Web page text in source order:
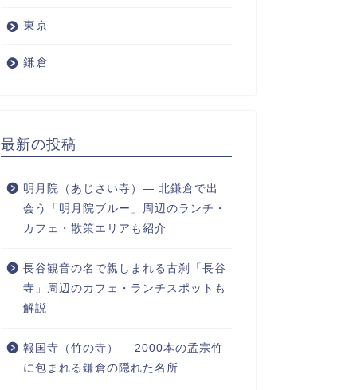
東京
鎌倉
最新の投稿
明月院（あじさい寺）― 北鎌倉で出
会う「明月院ブルー」周辺のランチ・
カフェ・散策エリアも紹介
長谷観音の名で親しまれる古刹「長谷
寺」周辺のカフェ・ランチスポットも
解説
報国寺（竹の寺）― 2000本の孟宗竹
に包まれる鎌倉の隠れた名所